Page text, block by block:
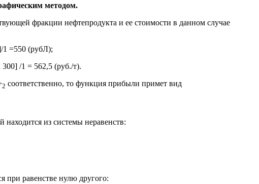
методом.
фракции нефтепродукта и ее стоимости в данном случае
1 =550 (рубЛ);
/1 = 562,5 (руб./т).
2 соответ­ственно, то функция прибыли примет вид
из системы неравенств:
при равен­стве нулю другого: